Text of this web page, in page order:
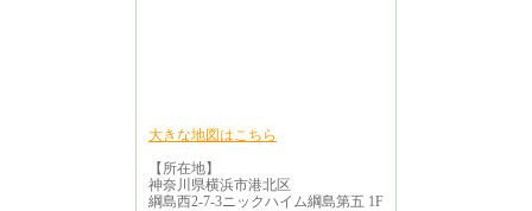
大きな地図はこちら
【所在地】
神奈川県横浜市港北区
綱島西2-7-3ニックハイム綱島第五 1F